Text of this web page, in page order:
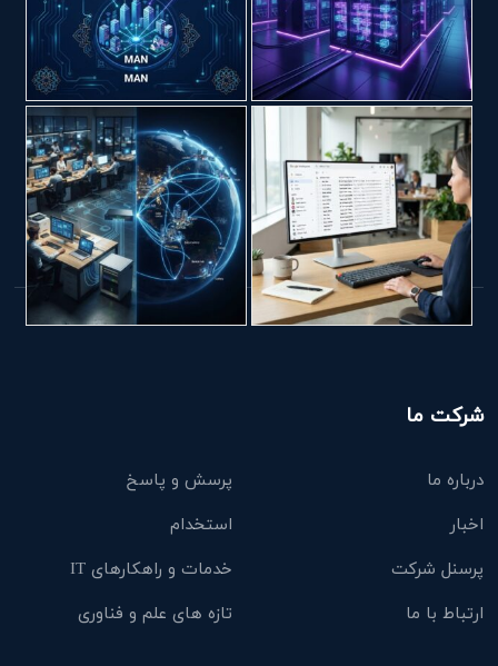
شرکت ما
درباره ما
پرسش و پاسخ
اخبار
استخدام
پرسنل شرکت
خدمات و راهکارهای IT
ارتباط با ما
تازه های علم و فناوری